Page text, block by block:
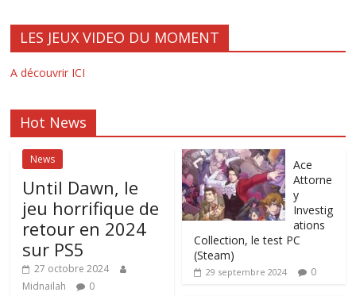
LES JEUX VIDEO DU MOMENT
A découvrir ICI
Hot News
News
Until Dawn, le
jeu horrifique de
retour en 2024
sur PS5
27 octobre 2024
Midnailah
0
Ace
Attorne
y
Investig
ations
Collection, le test PC
(Steam)
29 septembre 2024 0